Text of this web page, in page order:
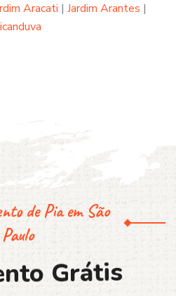
Aracati | Jardim Arantes |
de Pia em São
Paulo
nto Grátis